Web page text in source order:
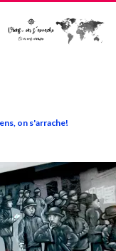
on s'arrache!